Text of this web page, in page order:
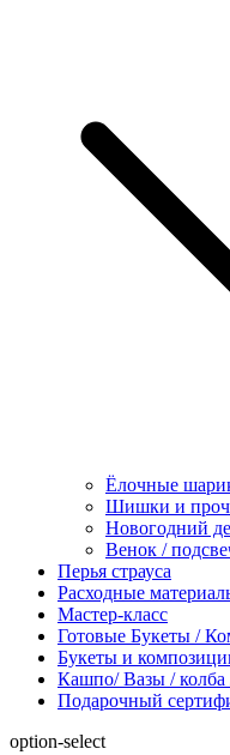
Ёлочные
Шишки и
Новогодний
Венок /
Перья страуса
Расходные
Мастер-класс
Готовые Букеты /
Букеты и
Кашпо/ Вазы /
Подарочный
option-select